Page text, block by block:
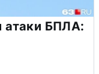
атаки БПЛА: